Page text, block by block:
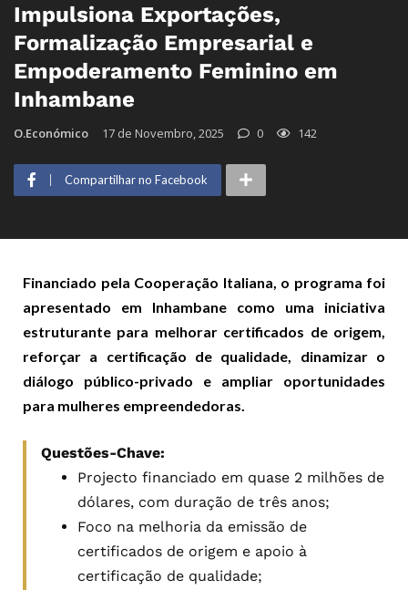
Impulsiona Exportações,
Formalização Empresarial e
Empoderamento Feminino em
Inhambane
O.Económico 17 de Novembro, 2025 0 142
Compartilhar no Facebook
Financiado pela Cooperação Italiana, o programa foi
apresentado em Inhambane como uma iniciativa
estruturante para melhorar certificados de origem,
reforçar a certificação de qualidade, dinamizar o
diálogo público-privado e ampliar oportunidades
para mulheres empreendedoras.
Questões-Chave:
Projecto financiado em quase 2 milhões de
dólares, com duração de três anos;
Foco na melhoria da emissão de
certificados de origem e apoio à
certificação de qualidade;